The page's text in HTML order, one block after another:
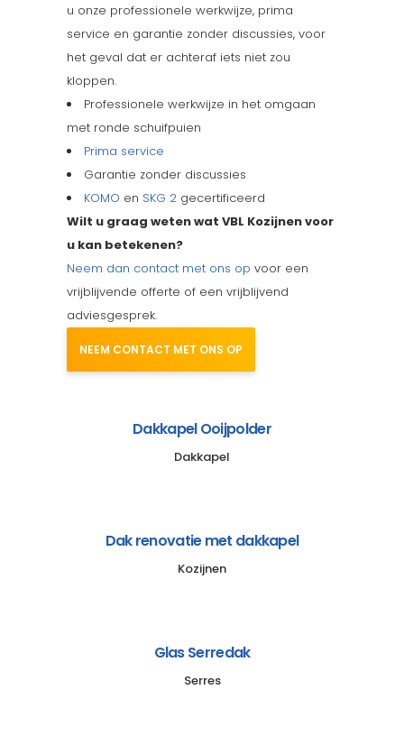
u onze professionele werkwijze, prima
service en garantie zonder discussies, voor
het geval dat er achteraf iets niet zou
kloppen.
Professionele werkwijze in het omgaan
met ronde schuifpuien
Prima service
Garantie zonder discussies
KOMO en SKG 2 gecertificeerd
Wilt u graag weten wat VBL Kozijnen voor
u kan betekenen?
Neem dan contact met ons op voor een
vrijblijvende offerte of een vrijblijvend
adviesgesprek.
NEEM CONTACT MET ONS OP
Dakkapel Ooijpolder
Dakkapel
Dak renovatie met dakkapel
Kozijnen
Glas Serredak
Serres